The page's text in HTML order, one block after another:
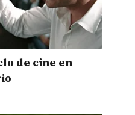
de cine en